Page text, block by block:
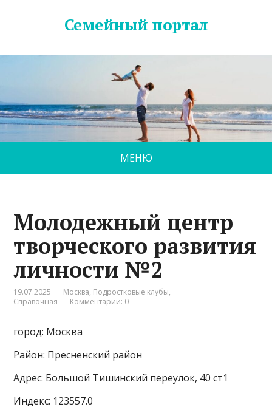
Семейный портал
МЕНЮ
Молодежный центр
творческого развития
личности №2
19.07.2025 Москва, Подростковые клубы,
Справочная
Комментарии: 0
город: Москва
Район: Пресненский район
Адрес: Большой Тишинский переулок, 40 ст1
Индекс: 123557.0